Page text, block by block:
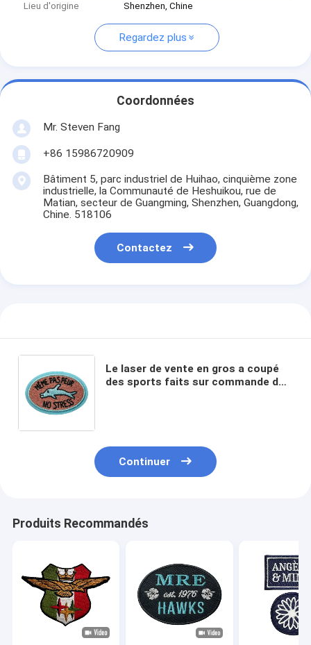
Lieu d'origine
Shenzhen, Chine
Regardez plus
Coordonnées
Mr. Steven Fang
+86 15986720909
Bâtiment 5, parc industriel de Huihao, cinquième zone
industrielle, la Communauté de Heshuikou, rue de
Matian, secteur de Guangming, Shenzhen, Guangdong,
Chine. 518106
Contactez
Le laser de vente en gros a coupé
des sports faits sur commande de
Continuer
Produits Recommandés